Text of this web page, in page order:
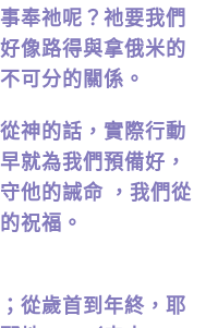
奉祂呢？祂要我們
像路得與拿俄米的
可分的關係。
神的話，實際行動
就為我們預備好，
他的誡命 ，我們從
祝福。
從歲首到年終，耶